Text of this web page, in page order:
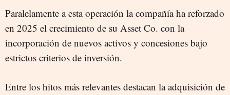
Paralelamente a esta operación la compañía ha reforzado
en 2025 el crecimiento de su Asset Co. con la
incorporación de nuevos activos y concesiones bajo
estrictos criterios de inversión.
Entre los hitos más relevantes destacan la adquisición de